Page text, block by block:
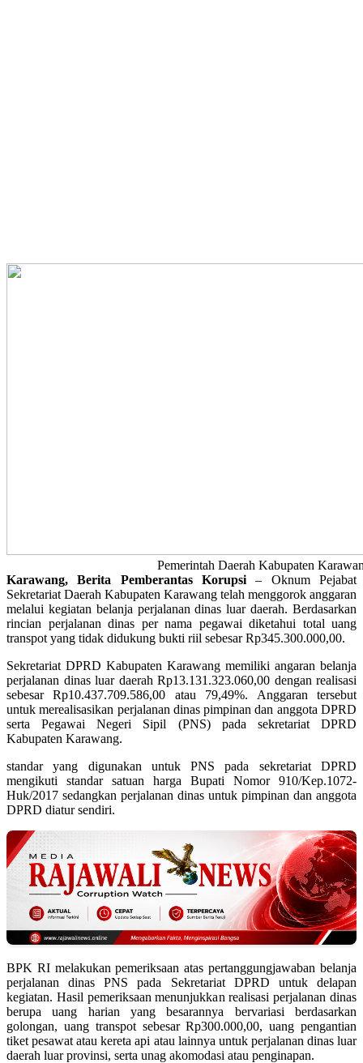
Pemerintah Daerah Kabupaten
Karawang, Berita Pemberantas Korupsi– Oknum Pejabat
Sekretariat Daerah Kabupaten Karawang telah menggorok anggaran
melalui kegiatan belanja perjalanan dinas luar daerah. Berdasarkan
rincian perjalanan dinas per nama pegawai diketahui total uang
transpot yang tidak didukung bukti riil sebesar Rp345.300.000,00.
Sekretariat DPRD Kabupaten Karawang memiliki angaran belanja
perjalanan dinas luar daerah Rp13.131.323.060,00 dengan realisasi
sebesar Rp10.437.709.586,00 atau 79,49%. Anggaran tersebut
untuk merealisasikan perjalanan dinas pimpinan dan anggota DPRD
serta Pegawai Negeri Sipil (PNS) pada sekretariat DPRD
Kabupaten Karawang.
standar yang digunakan untuk PNS pada sekretariat DPRD
mengikuti standar satuan harga Bupati Nomor 910/Kep.1072-
Huk/2017 sedangkan perjalanan dinas untuk pimpinan dan anggota
DPRD diatur sendiri.
BPK RI melakukan pemeriksaan atas pertanggungjawaban belanja
perjalanan dinas PNS pada Sekretariat DPRD untuk delapan
kegiatan. Hasil pemeriksaan menunjukkan realisasi perjalanan dinas
berupa uang harian yang besarannya bervariasi berdasarkan
golongan, uang transpot sebesar Rp300.000,00, uang pengantian
tiket pesawat atau kereta api atau lainnya untuk perjalanan dinas luar
daerah luar provinsi, serta unag akomodasi atau penginapan.